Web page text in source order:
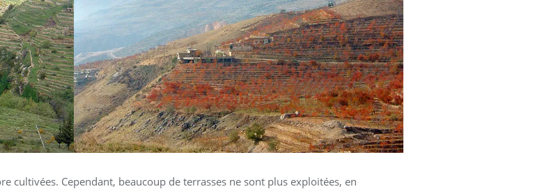
cultivées. Cependant, beaucoup de terrasses ne sont plus exploitées, en